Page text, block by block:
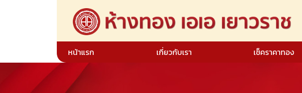
หน้าแรก เกี่ยวกับเรา เช็คราคาทอง